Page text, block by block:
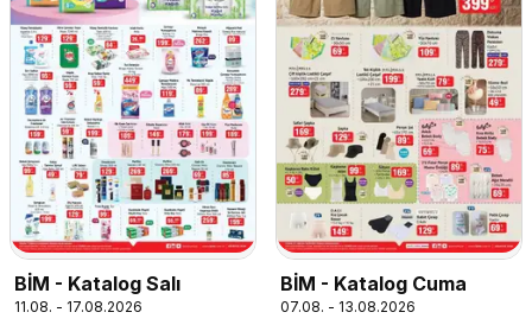
BİM - Katalog Salı
11.08. - 17.08.2026
BİM - Katalog Cuma
07.08. - 13.08.2026